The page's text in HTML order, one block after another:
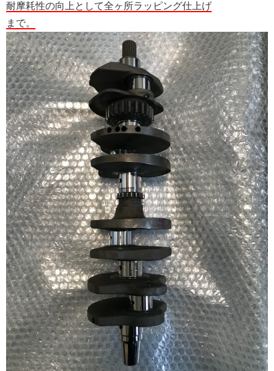
耐摩耗性の向上として全ヶ所ラッピング仕上げ
まで。